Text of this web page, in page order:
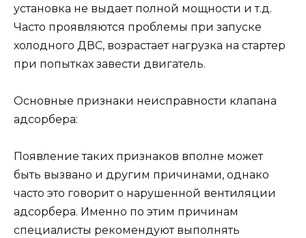
установка не выдает полной мощности и т.д.
Часто проявляются проблемы при запуске
холодного ДВС, возрастает нагрузка на стартер
при попытках завести двигатель.
Основные признаки неисправности клапана
адсорбера:
Появление таких признаков вполне может
быть вызвано и другим причинами, однако
часто это говорит о нарушенной вентиляции
адсорбера. Именно по этим причинам
специалисты рекомендуют выполнять